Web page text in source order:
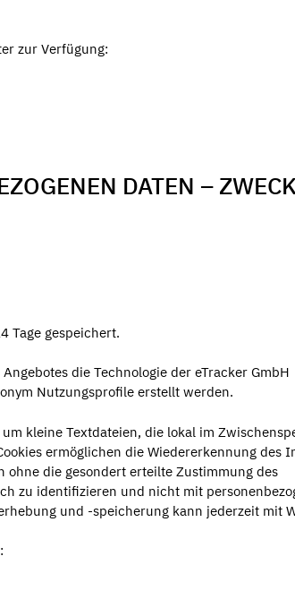
zur Verfügung:
DATEN –
Tage gespeichert.
die Technologie der eTracker GmbH
Nutzungsprofile erstellt werden.
kleine Textdateien, die lokal im
ermöglichen die Wiedererkennung des
ohne die gesondert erteilte Zustimmung des
zu identifizieren und nicht mit
und -speicherung kann jederzeit mit